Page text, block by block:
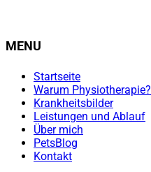
MENU
Startseite
Warum Physiotherapie?
Krankheitsbilder
Leistungen und Ablauf
Über mich
PetsBlog
Kontakt